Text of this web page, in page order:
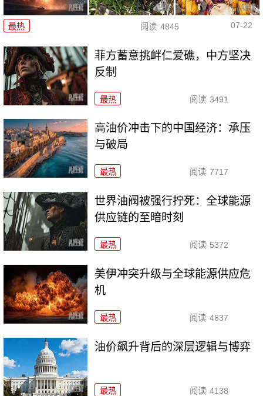
最热 阅读 4845 07-22
菲方蓄意挑衅仁爱礁，中方坚决
反制
最热 阅读 3491
高油价冲击下的中国经济：承压
与破局
最热 阅读 7717
世界油阀被强行拧死：全球能源
供应链的至暗时刻
最热 阅读 5372
美伊冲突升级与全球能源供应危
机
最热 阅读 4637
油价飙升背后的深层逻辑与博弈
最热 阅读 4138